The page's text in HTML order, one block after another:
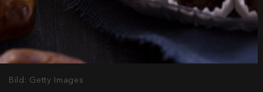
Bild: Getty Images